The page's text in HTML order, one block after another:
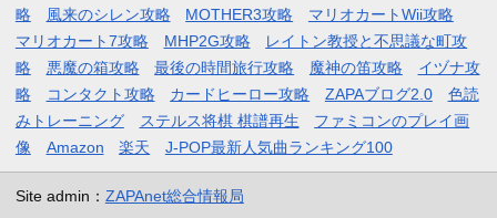
略
風来のシレン攻略 MOTHER3攻略
マリオカートWii攻略
マリオカート7攻略
MHP2G攻略
レイトン教授と不思議な町攻
略
悪魔の箱攻略 最後の時間旅行攻略 魔神の笛攻略
イヅナ攻
略
コンタクト攻略 カードヒーロー攻略 ZAPAブログ2.0
色読
みトレーニング
ステルス将棋 棋譜再生
ファミコンのプレイ画
像
Amazon 楽天 J-POP最新人気曲ランキング100
Site admin： ZAPAnet総合情報局